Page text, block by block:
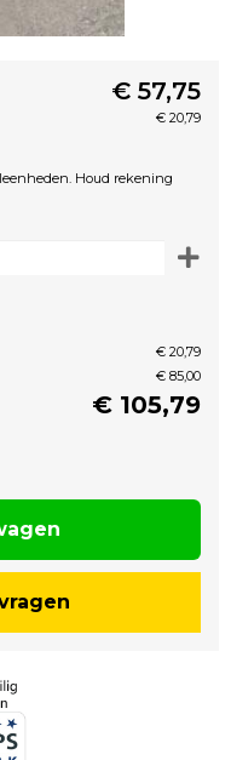
€ 57,75
€ 20,79
Houd rekening
€ 20,79
€ 85,00
€ 105,79